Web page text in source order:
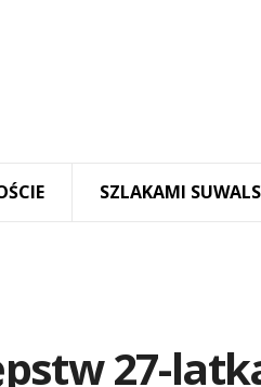
SZLAKAMI
27-